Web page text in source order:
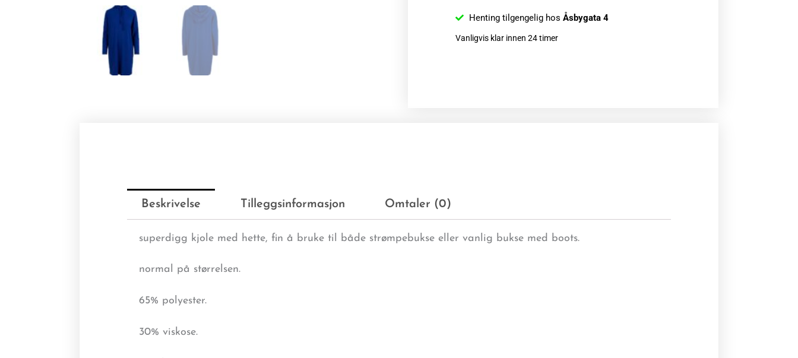
Henting tilgengelig hos Åsbygata 4
Vanligvis klar innen 24 timer
Beskrivelse Tilleggsinformasjon Omtaler (0)
superdigg kjole med hette, fin å bruke til både strømpebukse eller vanlig bukse med boots.
normal på størrelsen.
65% polyester.
30% viskose.